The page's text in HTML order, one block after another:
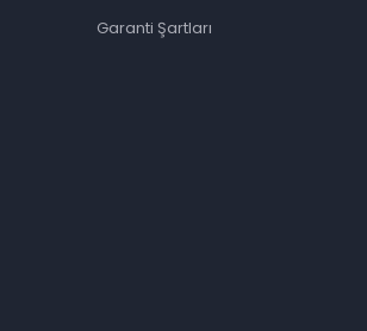
Garanti Şartları